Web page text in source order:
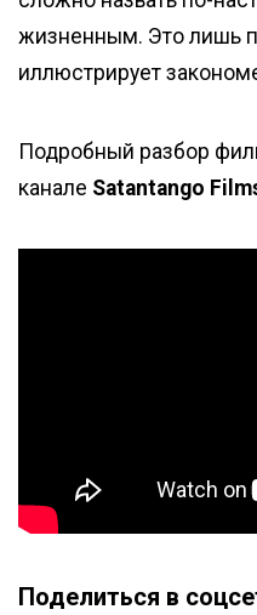
жизненным. Это лишь
иллюстрирует
Подробный разбор
канале Satantango
Поделиться в